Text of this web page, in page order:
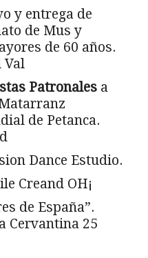
y entrega de
de Mus y
de 60 años.
Val
Patronales a
de Petanca.
Dance Estudio.
Creand OH¡
de España”.
Cervantina 25